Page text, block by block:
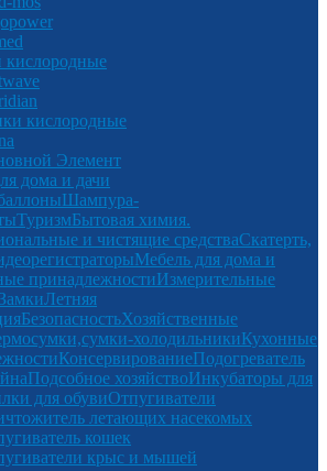
кислородные
Элемент
дома и дачи
Шампура-
ТуризмБытовая химия.
и чистящие средстваСкатерть,
Мебель для дома и
принадлежностиИзмерительные
ЗамкиЛетняя
БезопасностьХозяйственные
холодильникиКухонные
КонсервированиеПодогреватель
Подсобное хозяйствоИнкубаторы для
для обувиОтпугиватели
летающих насекомых
кошек
крыс и мышей